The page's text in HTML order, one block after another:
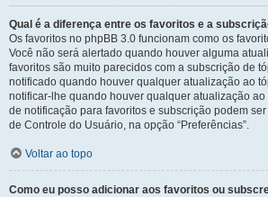
Qual é a diferença entre os favoritos e a
Os favoritos no phpBB 3.0 funcionam como os
Você não será alertado quando houver alguma
favoritos são muito parecidos com a subscrição de
notificado quando houver qualquer atualização ao
notificar-lhe quando houver qualquer atualização ao
de notificação para favoritos e subscrição podem
de Controle do Usuário, na opção “Preferências”.
Voltar ao topo
Como eu posso adicionar aos favoritos ou